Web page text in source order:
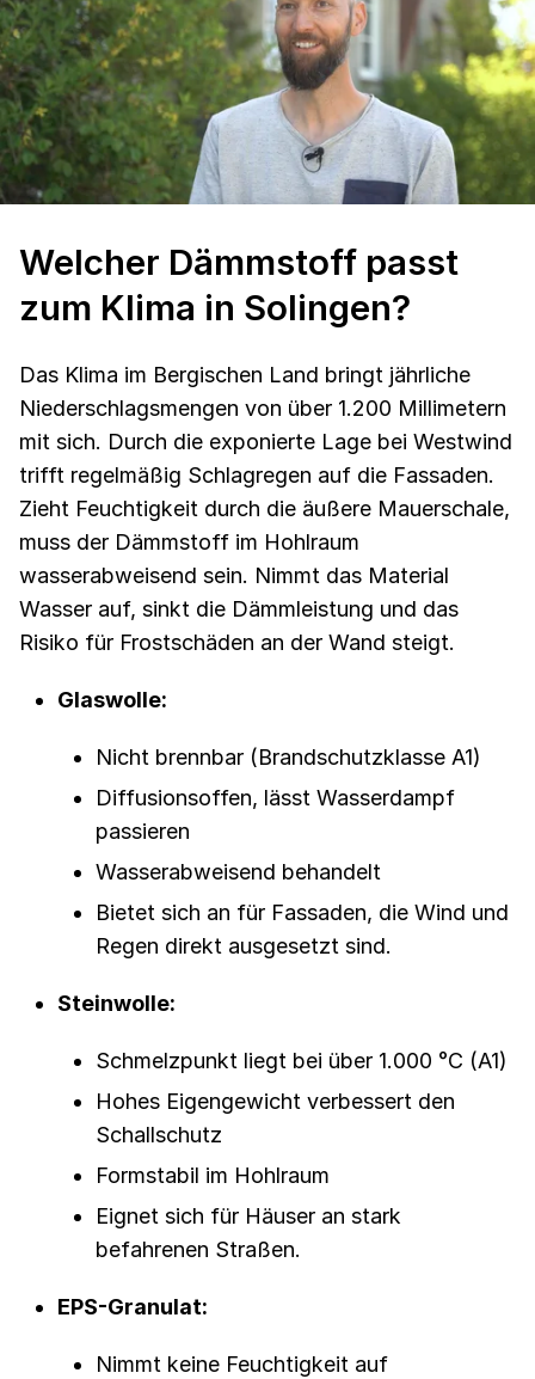
Welcher Dämmstoff passt
zum Klima in Solingen?
Das Klima im Bergischen Land bringt jährliche
Niederschlagsmengen von über 1.200 Millimetern
mit sich. Durch die exponierte Lage bei Westwind
trifft regelmäßig Schlagregen auf die Fassaden.
Zieht Feuchtigkeit durch die äußere Mauerschale,
muss der Dämmstoff im Hohlraum
wasserabweisend sein. Nimmt das Material
Wasser auf, sinkt die Dämmleistung und das
Risiko für Frostschäden an der Wand steigt.
Glaswolle:
Nicht brennbar (Brandschutzklasse A1)
Diffusionsoffen, lässt Wasserdampf
passieren
Wasserabweisend behandelt
Bietet sich an für Fassaden, die Wind und
Regen direkt ausgesetzt sind.
Steinwolle:
Schmelzpunkt liegt bei über 1.000 °C (A1)
Hohes Eigengewicht verbessert den
Schallschutz
Formstabil im Hohlraum
Eignet sich für Häuser an stark
befahrenen Straßen.
EPS-Granulat:
Nimmt keine Feuchtigkeit auf